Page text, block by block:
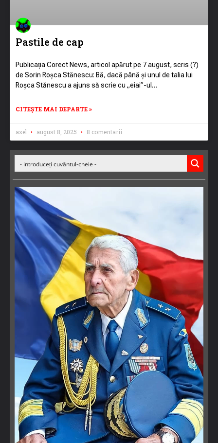
Pastile de cap
Publicația Corect News, articol apărut pe 7 august, scris (?)
de Sorin Roșca Stănescu: Bă, dacă până și unul de talia lui
Roșca Stănescu a ajuns să scrie cu „eiai”-ul…
CITEȘTE MAI DEPARTE »
axel august 8, 2025 8 comentarii